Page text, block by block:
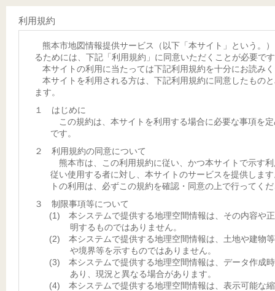
利用規約
熊本市地図情報提供サービス（以下「本サイト」という。
るためには、下記「利用規約」に同意いただくことが必要です
本サイトの利用に当たっては下記利用規約を十分にお読み
本サイトを利用される方は、下記利用規約に同意したもの
ます。
１ はじめに
この規約は、本サイトを利用する場合に必要な事項を
です。
２ 利用規約の同意について
熊本市は、この利用規約に従い、かつ本サイトで示す
従い使用する者に対し、本サイトのサービスを提供しま
トの利用は、必ずこの規約を確認・同意の上で行ってく
３ 制限事項等について
(1) 本システムで提供する地理空間情報は、その内容や
明するものではありません。
(2) 本システムで提供する地理空間情報は、土地や建物
や境界等を示すものではありません。
(3) 本システムで提供する地理空間情報は、データ作成
あり、現況と異なる場合があります。
(4) 本システムで提供する地理空間情報は、表示可能な